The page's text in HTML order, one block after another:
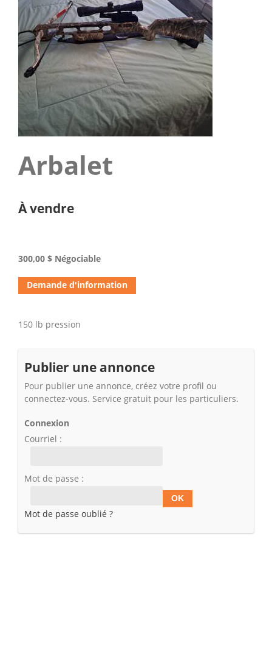
Arbalet
À vendre
300,00 $ Négociable
Demande d'information
150 lb pression
Publier une annonce
Pour publier une annonce, créez votre profil ou
connectez-vous. Service gratuit pour les particuliers.
Connexion
Courriel :
Mot de passe :
Mot de passe oublié ?